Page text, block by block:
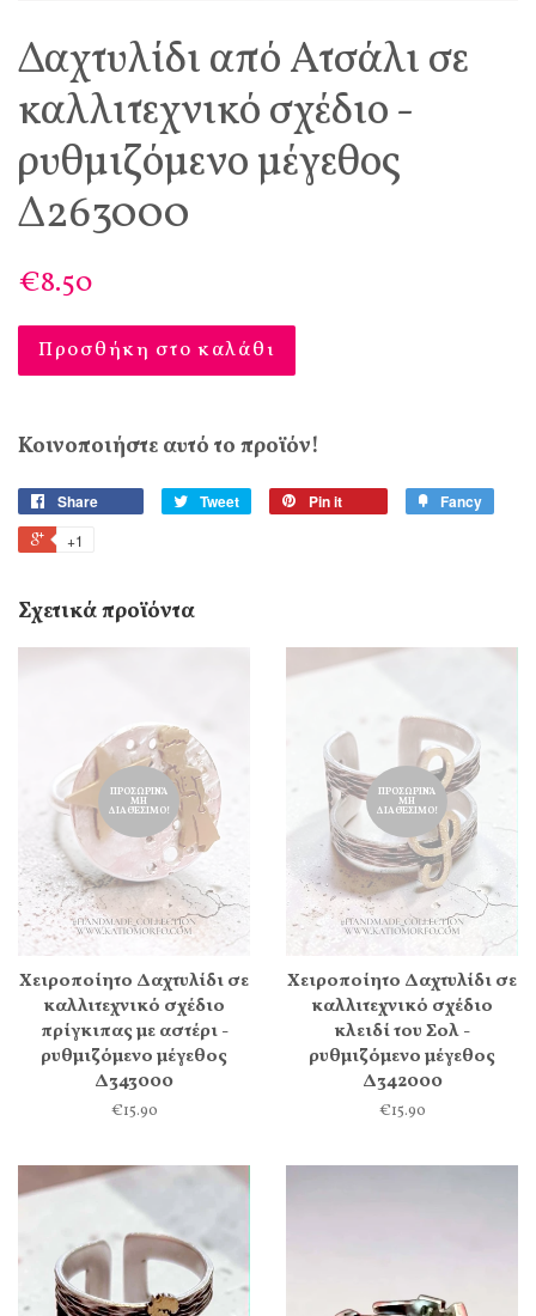
Δαχτυλίδι από Ατσάλι σε
καλλιτεχνικό σχέδιο -
ρυθμιζόμενο μέγεθος
Δ263000
€8.50
Προσθήκη στο καλάθι
Κοινοποιήστε αυτό το προϊόν!
Share Tweet Pin it Fancy
+1
Σχετικά προϊόντα
ΠΡΟΣΩΡΙΝΆ
ΜΗ
ΔΙΑΘΈΣΙΜΟ!
Χειροποίητο Δαχτυλίδι σε
καλλιτεχνικό σχέδιο
πρίγκιπας με αστέρι -
ρυθμιζόμενο μέγεθος
Δ343000
€15.90
ΠΡΟΣΩΡΙΝΆ
ΜΗ
ΔΙΑΘΈΣΙΜΟ!
Χειροποίητο Δαχτυλίδι σε
καλλιτεχνικό σχέδιο
κλειδί του Σολ -
ρυθμιζόμενο μέγεθος
Δ342000
€15.90